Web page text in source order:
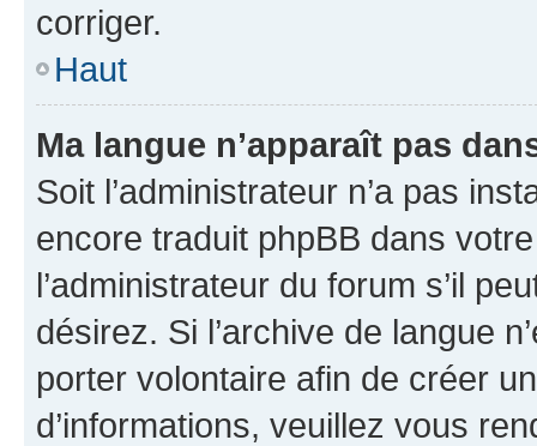
corriger.
Haut
Ma langue n’apparaît pas
Soit l’administrateur n’a pas
encore traduit phpBB dans
l’administrateur du forum s’il
désirez. Si l’archive de langue
porter volontaire afin de créer
d’informations, veuillez vous